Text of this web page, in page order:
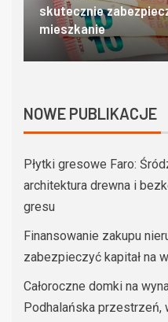
Domki w zakopanem
najlepszym wydaniu
NOWE PUBLIKACJE
Płytki gresowe Faro:
architektura drewna i
gresu
Finansowanie zakupu
zabezpieczyć kapitał na
Całoroczne domki na
Podhalańska przestrzeń,